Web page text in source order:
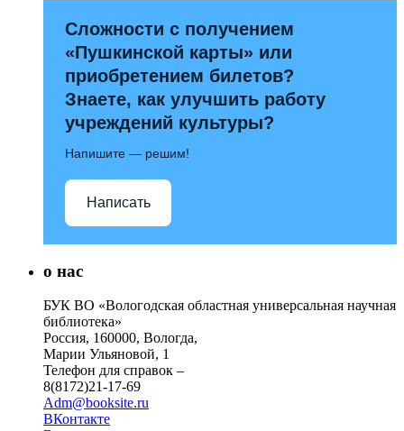
Сложности с получением
«Пушкинской карты» или
приобретением билетов?
Знаете, как улучшить работу
учреждений культуры?
Напишите — решим!
Написать
о нас
БУК ВО «Вологодская областная универсальная научная
библиотека»
Россия, 160000, Вологда,
Марии Ульяновой, 1
Телефон для справок –
8(8172)21-17-69
Adm@booksite.ru
ВКонтакте